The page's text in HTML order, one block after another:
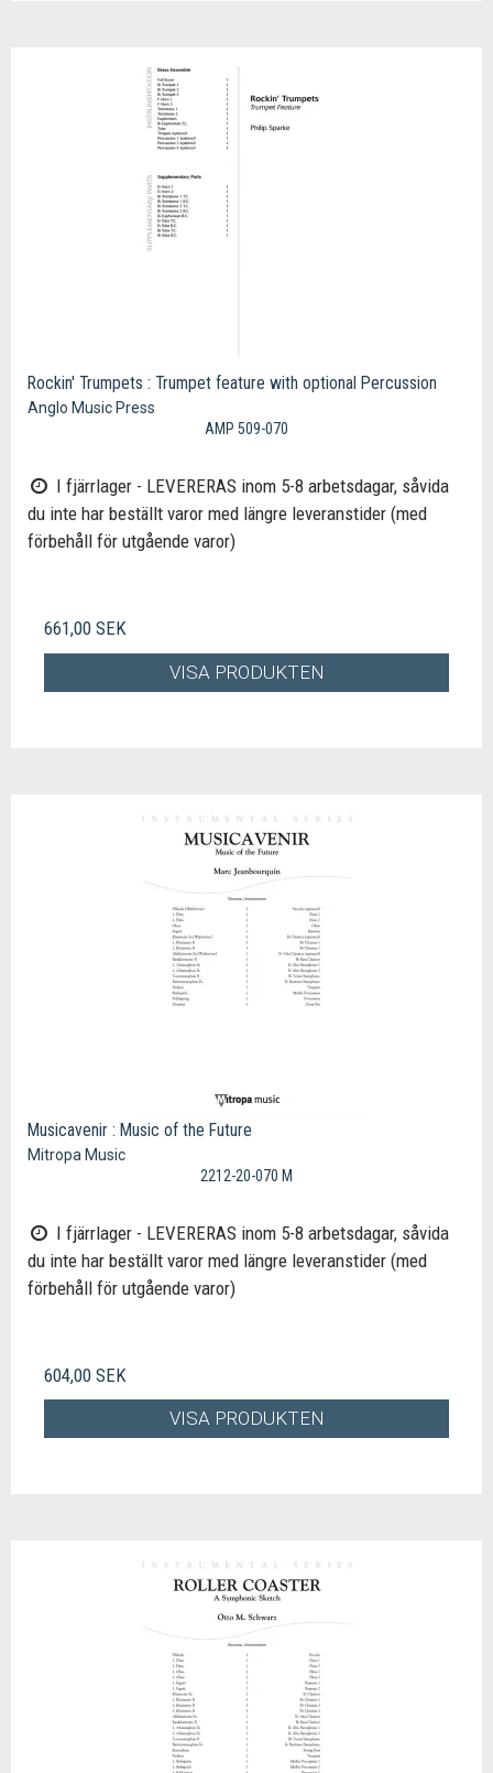
Rockin' Trumpets : Trumpet feature with optional Percussion
Anglo Music Press
AMP 509-070
I fjärrlager - LEVERERAS inom 5-8 arbetsdagar, såvida
du inte har beställt varor med längre leveranstider (med
förbehåll för utgående varor)
661,00 SEK
VISA PRODUKTEN
Musicavenir : Music of the Future
Mitropa Music
2212-20-070 M
I fjärrlager - LEVERERAS inom 5-8 arbetsdagar, såvida
du inte har beställt varor med längre leveranstider (med
förbehåll för utgående varor)
604,00 SEK
VISA PRODUKTEN